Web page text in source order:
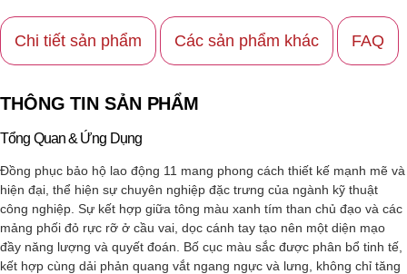
Chi tiết sản phẩm Các sản phẩm khác FAQ
THÔNG TIN SẢN PHẨM
Tổng Quan & Ứng Dụng
Đồng phục bảo hộ lao động 11 mang phong cách thiết kế mạnh mẽ và
hiện đại, thể hiện sự chuyên nghiệp đặc trưng của ngành kỹ thuật
công nghiệp. Sự kết hợp giữa tông màu xanh tím than chủ đạo và các
mảng phối đỏ rực rỡ ở cầu vai, dọc cánh tay tạo nên một diện mạo
đầy năng lượng và quyết đoán. Bố cục màu sắc được phân bổ tinh tế,
kết hợp cùng dải phản quang vắt ngang ngực và lưng, không chỉ tăng